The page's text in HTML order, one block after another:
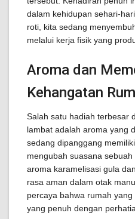
dalam kehidupan sehari-
roti, kita sedang
melalui kerja fisik yang
Aroma dan
Kehangatan
Salah satu hadiah terbesar
lambat adalah aroma yang
sedang dipanggang
mengubah suasana
aroma karamelisasi gula
rasa aman dalam otak
percaya bahwa rumah
yang penuh dengan